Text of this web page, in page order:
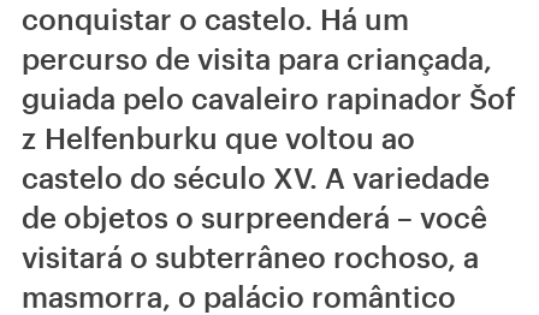
conquistar o castelo. Há um
percurso de visita para criançada,
guiada pelo cavaleiro rapinador Šof
z Helfenburku que voltou ao
castelo do século XV. A variedade
de objetos o surpreenderá – você
visitará o subterrâneo rochoso, a
masmorra, o palácio romântico